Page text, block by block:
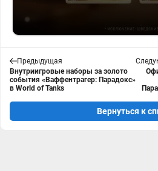
Предыдущая
Внутриигровые наборы за золото
события «Ваффентрагер: Парадокс»
в World of Tanks
Вернуться к